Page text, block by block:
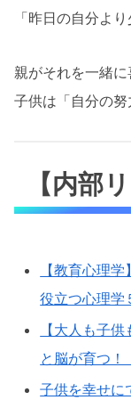
「昨日の自分よ
親がそれを一緒に
子供は「自分の努
【内部
【教育心理
役立つ心理学
【大人も子
と脳が育つ！
子供を幸せに